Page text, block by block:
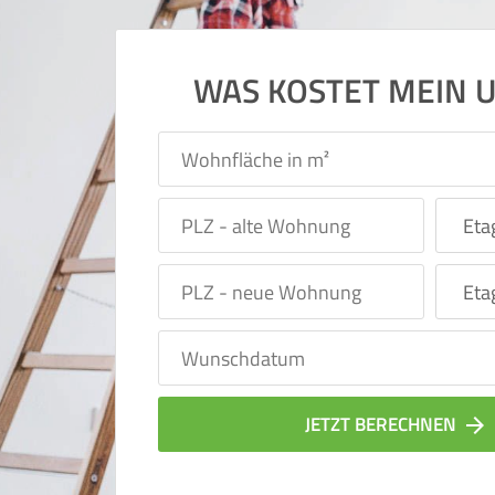
WAS KOSTET MEIN
JETZT BERECHNEN arrow_forward